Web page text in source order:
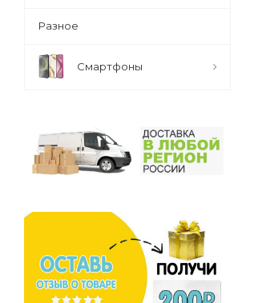
Разное
Смартфоны